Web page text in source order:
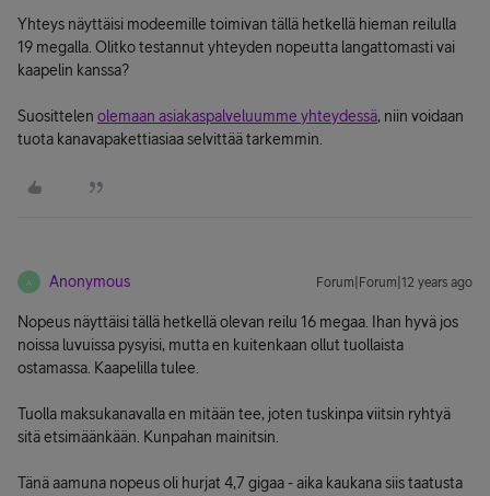
Yhteys näyttäisi modeemille toimivan tällä hetkellä hieman reilulla
19 megalla. Olitko testannut yhteyden nopeutta langattomasti vai
kaapelin kanssa?
Suosittelen olemaan asiakaspalveluumme yhteydessä, niin voidaan
tuota kanavapakettiasiaa selvittää tarkemmin.
A Anonymous Forum|Forum|12 years ago
Nopeus näyttäisi tällä hetkellä olevan reilu 16 megaa. Ihan hyvä jos
noissa luvuissa pysyisi, mutta en kuitenkaan ollut tuollaista
ostamassa. Kaapelilla tulee.
Tuolla maksukanavalla en mitään tee, joten tuskinpa viitsin ryhtyä
sitä etsimäänkään. Kunpahan mainitsin.
Tänä aamuna nopeus oli hurjat 4,7 gigaa - aika kaukana siis taatusta